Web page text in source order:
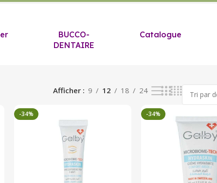
BUCCO-
DENTAIRE
Catalogue
Afficher 9 12 18 24
-34% -34%